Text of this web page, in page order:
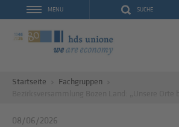
SUCHE
MENU
Startseite
Fachgruppen
08/06/2026